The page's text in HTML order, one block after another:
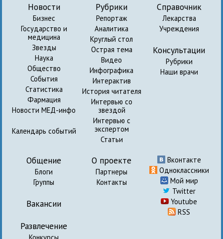
Новости
Бизнес
Государство и
медицина
Звезды
Наука
Общество
События
Статистика
Фармация
Новости МЕД-инфо
Календарь событий
Рубрики
Репортаж
Аналитика
Круглый стол
Острая тема
Видео
Инфографика
Интерактив
История читателя
Интервью со
звездой
Интервью с
экспертом
Статьи
Справочник
Лекарства
Учреждения
Консультации
Рубрики
Наши врачи
Общение
Блоги
Группы
Вакансии
Развлечение
Конкурсы
О проекте
Партнеры
Контакты
Вконтакте
Одноклассники
Мой мир
Twitter
Youtube
RSS